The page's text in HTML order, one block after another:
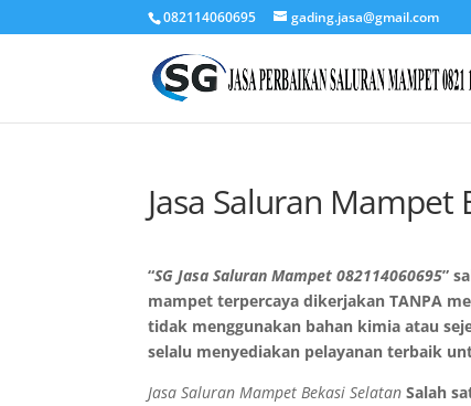
082114060695 gading.jasa@gmail.com
Jasa Saluran Mampet
“SG Jasa Saluran Mampet082114060695”
mampet terpercaya dikerjakan TANPA
tidak menggunakan bahan kimia atau
selalu menyediakan pelayanan terbaik
Jasa Saluran Mampet Bekasi Selatan Salah